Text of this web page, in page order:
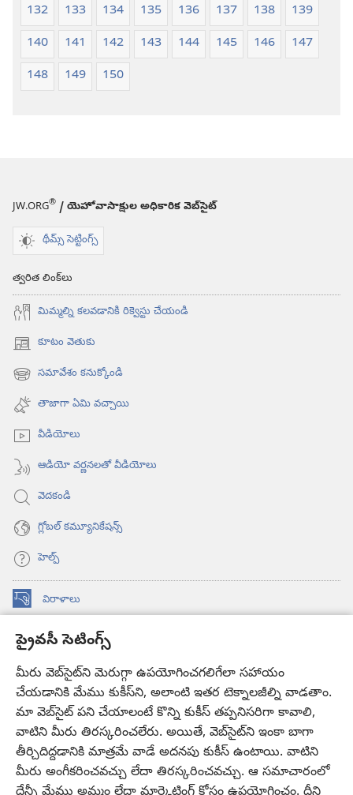
ప్రైవసీ సెటింగ్స్
మీరు వెబ్‌సైట్‌ని మెరుగ్గా ఉపయోగించగలిగేలా సహాయం
చేయడానికి మేము కుకీస్‌ని, అలాంటి ఇతర టెక్నాలజీల్ని వాడతాం.
మా వెబ్‌సైట్‌ పని చేయాలంటే కొన్ని కుకీస్‌ తప్పనిసరిగా కావాలి,
వాటిని మీరు తిరస్కరించలేరు. అయితే, వెబ్‌సైట్‌ని ఇంకా బాగా
తీర్చిదిద్దడానికి మాత్రమే వాడే అదనపు కుకీస్‌ ఉంటాయి. వాటిని
మీరు అంగీకరించవచ్చు లేదా తిరస్కరించవచ్చు. ఆ సమాచారంలో
132
133 134 135 136 137 138
139
140
141 142 143 144 145 146
147
148
149 150
JW.ORG® / యెహోవాసాక్షుల అధికారిక వెబ్‌సైట్‌
థీమ్స్ సెట్టింగ్స్
త్వరిత లింక్‌లు
మిమ్మల్ని కలవడానికి రిక్వెస్టు చేయండి
కూటం వెతుకు
(కొత్త
విండో
ఓపెన్‌
అవుతుంది)
సమావేశం కనుక్కోండి
(కొత్త
విండో
ఓపెన్‌
అవుతుంది)
తాజాగా ఏమి వచ్చాయి
వీడియోలు
ఆడియో వర్ణనలతో వీడియోలు
వెదకండి
గ్లోబల్‌ కమ్యూనికేషన్స్‌
హెల్ప్‌
విరాళాలు
(కొత్త
ఓపెన్‌ కావలికోట ఆన్‌లైన్‌ లైబ్రరీ
(కొత్త
విండో
ఓపెన్‌
అవుతుంది)
JW Hub
(కొత్త
విండో
ఓపెన్‌
అవుతుంది)
JW లైబ్రరీ
కావలికోట లైబ్రరీ